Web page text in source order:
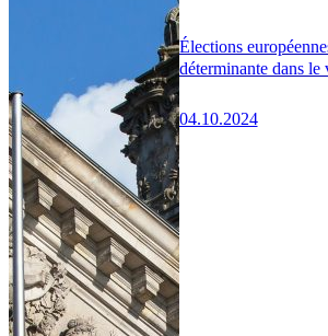
Élections
déterminante dans le
04.10.2024